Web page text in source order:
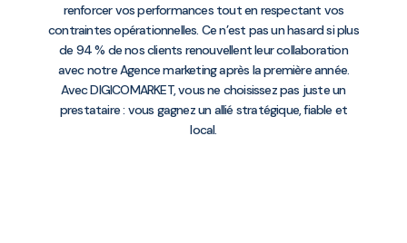
renforcer vos performances tout en respectant vos
contraintes opérationnelles. Ce n’est pas un hasard si plus
de 94 % de nos clients renouvellent leur collaboration
avec notre Agence marketing après la première année.
Avec DIGICOMARKET, vous ne choisissez pas juste un
prestataire : vous gagnez un allié stratégique, fiable et
local.